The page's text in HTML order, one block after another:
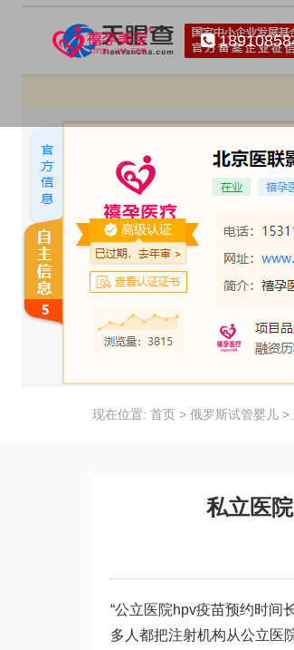
现在位置: 首页 > 俄罗斯试管婴儿 >
私立医
“公立医院hpv疫苗预约时间
多人都把注射机构从公立医